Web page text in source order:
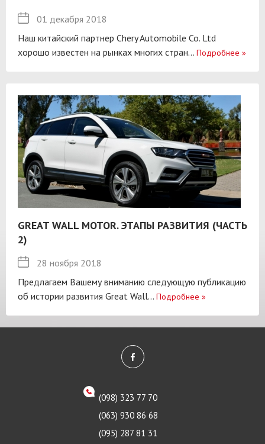
01 декабря 2018
Наш китайский партнер Chery Automobile Co. Ltd
хорошо известен на рынках многих стран... Подробнее »
GREAT WALL MOTOR. ЭТАПЫ РАЗВИТИЯ (ЧАСТЬ
2)
28 ноября 2018
Предлагаем Вашему вниманию следующую публикацию
об истории развития Great Wall... Подробнее »
(098) 323 77 70
(063) 930 86 68
(095) 287 81 31